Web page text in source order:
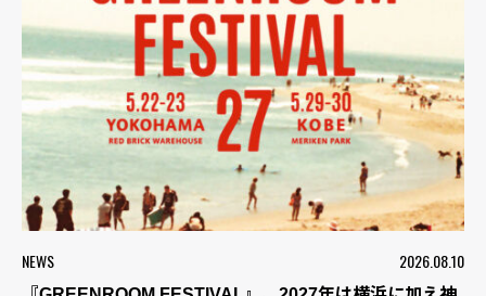
NEWS 2026.08.10